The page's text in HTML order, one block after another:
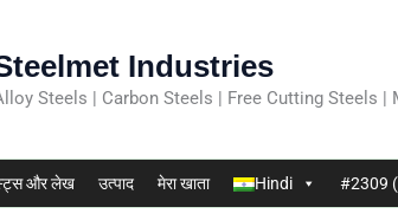
Industries
Steels | Carbon Steels | Free Cutting Steels
और लेख उत्पाद मेरा खाता Hindi #2309